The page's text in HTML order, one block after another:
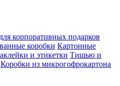
корпоративных подарков
коробки Картонные
и этикетки Тишью и
Коробки из микрогофрокартона